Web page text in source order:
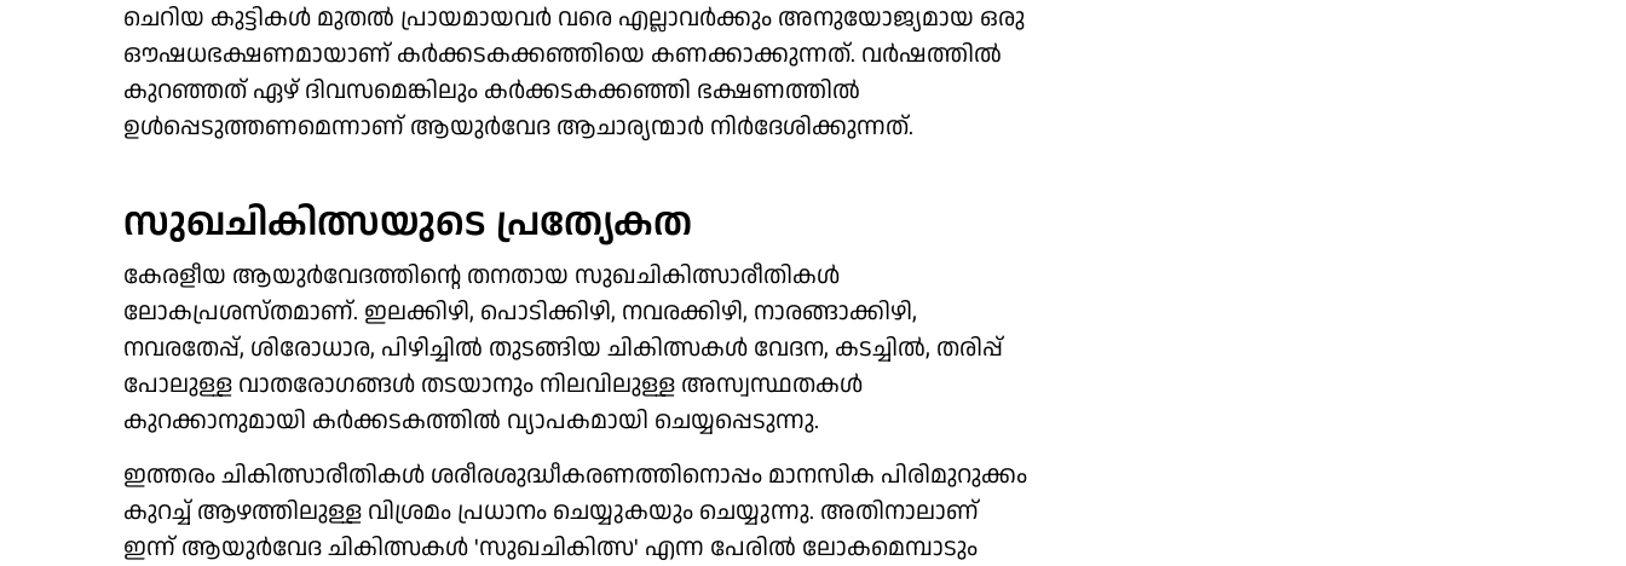
ചെറിയ കുട്ടികള്‍ മുതല്‍ പ്രായമായവര്‍ വരെ എല്ലാവര്‍ക്കും അനുയോജ്യമായ ഒരു
ഔഷധഭക്ഷണമായാണ് കര്‍ക്കടകക്കഞ്ഞിയെ കണക്കാക്കുന്നത്. വര്‍ഷത്തില്‍
കുറഞ്ഞത് ഏഴ് ദിവസമെങ്കിലും കര്‍ക്കടകക്കഞ്ഞി ഭക്ഷണത്തില്‍
ഉള്‍പ്പെടുത്തണമെന്നാണ് ആയുര്‍വേദ ആചാര്യന്മാര്‍ നിര്‍ദേശിക്കുന്നത്.
സുഖചികിത്സയുടെ പ്രത്യേകത
കേരളീയ ആയുര്‍വേദത്തിന്റെ തനതായ സുഖചികിത്സാരീതികള്‍
ലോകപ്രശസ്തമാണ്. ഇലക്കിഴി, പൊടിക്കിഴി, നവരക്കിഴി, നാരങ്ങാക്കിഴി,
നവരതേപ്പ്, ശിരോധാര, പിഴിച്ചില്‍ തുടങ്ങിയ ചികിത്സകള്‍ വേദന, കടച്ചില്‍, തരിപ്പ്
പോലുള്ള വാതരോഗങ്ങള്‍ തടയാനും നിലവിലുള്ള അസ്വസ്ഥതകള്‍
കുറക്കാനുമായി കര്‍ക്കടകത്തില്‍ വ്യാപകമായി ചെയ്യപ്പെടുന്നു.
ഇത്തരം ചികിത്സാരീതികള്‍ ശരീരശുദ്ധീകരണത്തിനൊപ്പം മാനസിക പിരിമുറുക്കം
കുറച്ച് ആഴത്തിലുള്ള വിശ്രമം പ്രധാനം ചെയ്യുകയും ചെയ്യുന്നു. അതിനാലാണ്
ഇന്ന് ആയുര്‍വേദ ചികിത്സകള്‍ 'സുഖചികിത്സ' എന്ന പേരില്‍ ലോകമെമ്പാടും